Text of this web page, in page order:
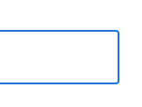
aan
klanten.
bouw